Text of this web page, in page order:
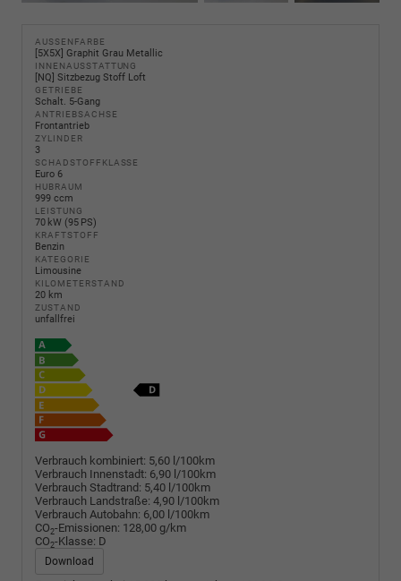
AUSSENFARBE
[5X5X] Graphit Grau Metallic
INNENAUSSTATTUNG
[NQ] Sitzbezug Stoff Loft
GETRIEBE
Schalt. 5-Gang
ANTRIEBSACHSE
Frontantrieb
ZYLINDER
3
SCHADSTOFFKLASSE
Euro 6
HUBRAUM
999 ccm
LEISTUNG
70 kW (95 PS)
KRAFTSTOFF
Benzin
KATEGORIE
Limousine
KILOMETERSTAND
20 km
ZUSTAND
unfallfrei
Verbrauch kombiniert: 5,60 l/100km
Verbrauch Innenstadt: 6,90 l/100km
Verbrauch Stadtrand: 5,40 l/100km
Verbrauch Landstraße: 4,90 l/100km
Verbrauch Autobahn: 6,00 l/100km
CO2-Emissionen: 128,00 g/km
CO2-Klasse: D
Download